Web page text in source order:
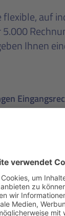
auf
Ihnen
nur der
wollen